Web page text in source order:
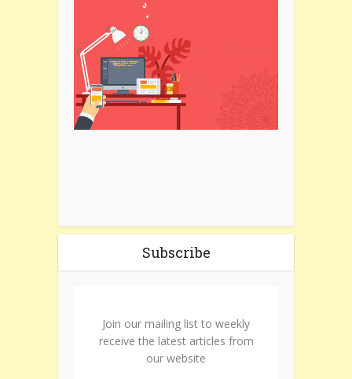
Subscribe
Join our mailing list to weekly
receive the latest articles from
our website